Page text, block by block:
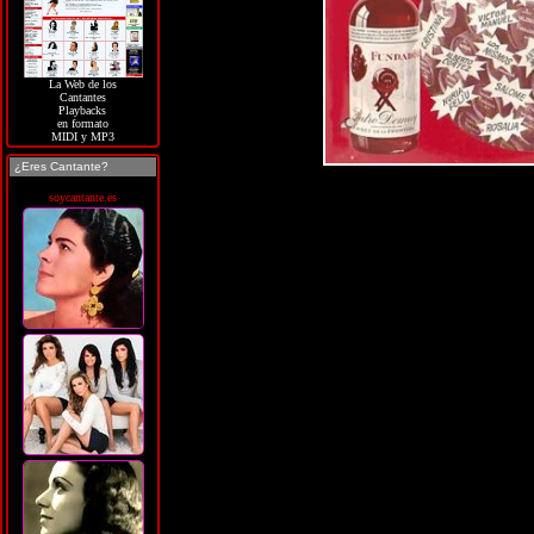
La Web de los
Cantantes
Playbacks
en formato
MIDI y MP3
¿Eres Cantante?
soycantante.es